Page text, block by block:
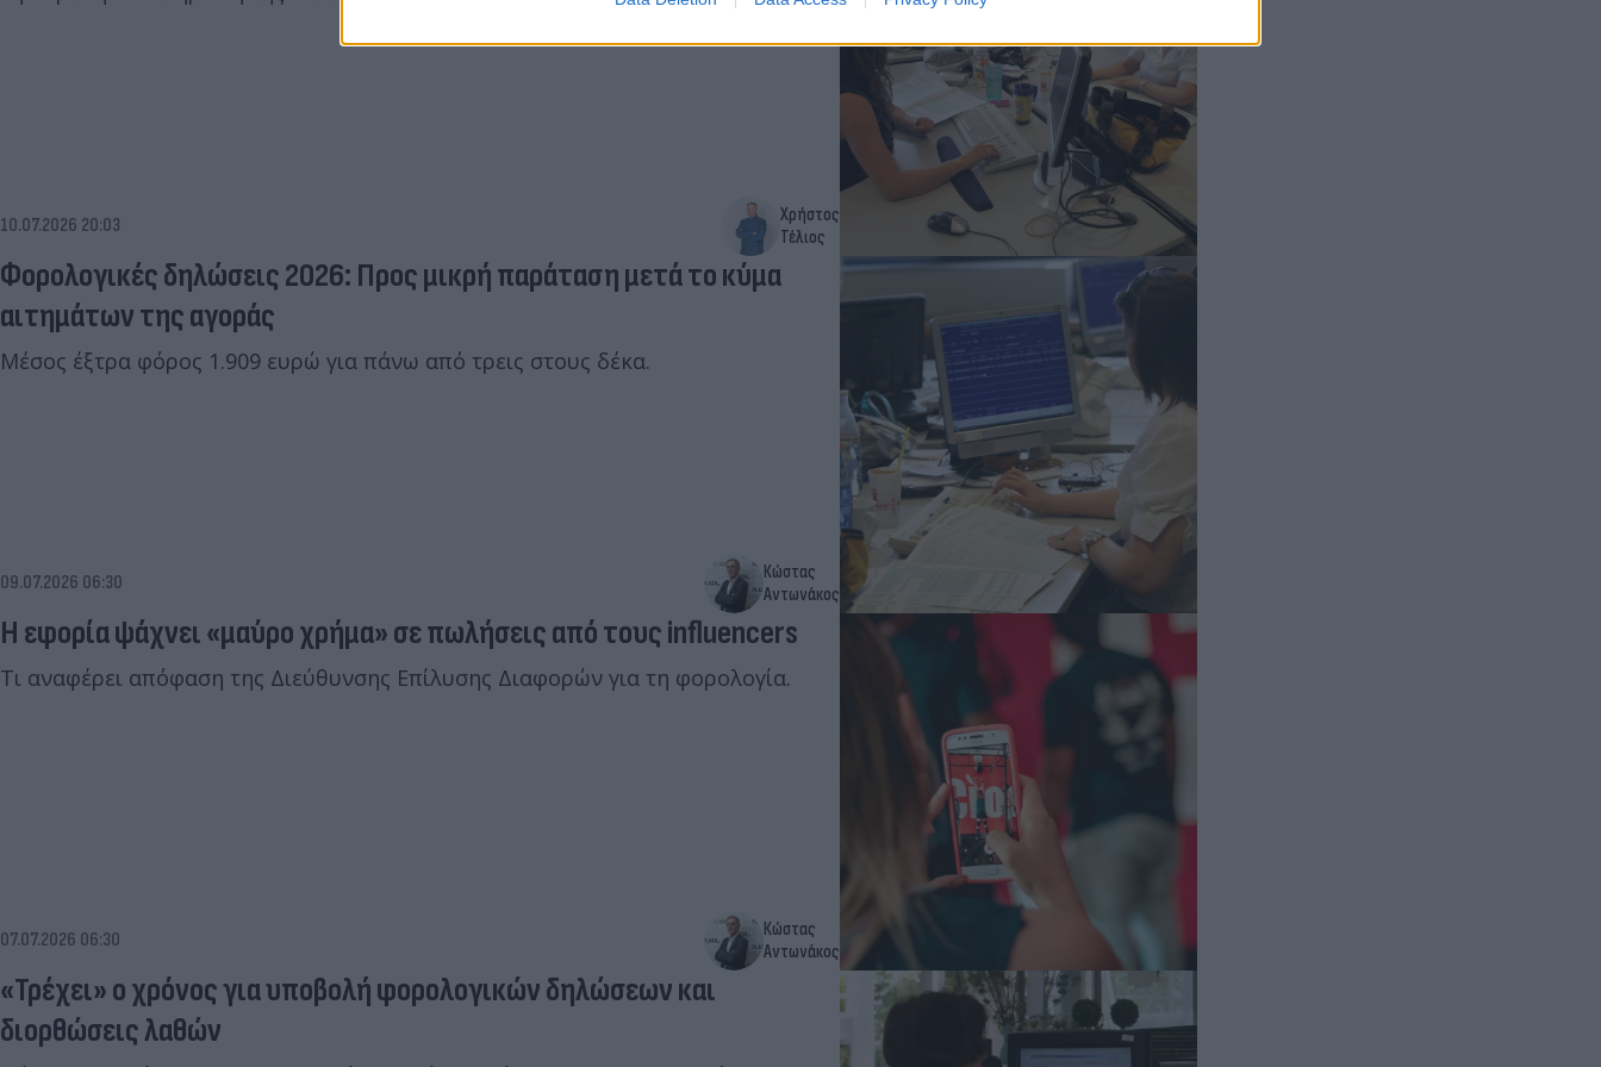
10.07.2026 20:03
Χρήστος
Τέλιος
Φορολογικές δηλώσεις 2026: Προς μικρή παράταση μετά το κύμα
αιτημάτων της αγοράς
Μέσος έξτρα φόρος 1.909 ευρώ για πάνω από τρεις στους δέκα.
09.07.2026 06:30
Κώστας
Αντωνάκος
Η εφορία ψάχνει «μαύρο χρήμα» σε πωλήσεις από τους influencers
Τι αναφέρει απόφαση της Διεύθυνσης Επίλυσης Διαφορών για τη φορολογία.
07.07.2026 06:30
Κώστας
Αντωνάκος
«Τρέχει» ο χρόνος για υποβολή φορολογικών δηλώσεων και
διορθώσεις λαθών